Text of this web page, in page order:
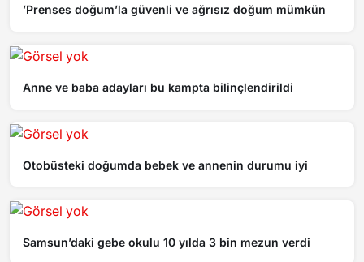
’Prenses doğum’la güvenli ve ağrısız doğum mümkün
Anne ve baba adayları bu kampta bilinçlendirildi
Otobüsteki doğumda bebek ve annenin durumu iyi
Samsun’daki gebe okulu 10 yılda 3 bin mezun verdi